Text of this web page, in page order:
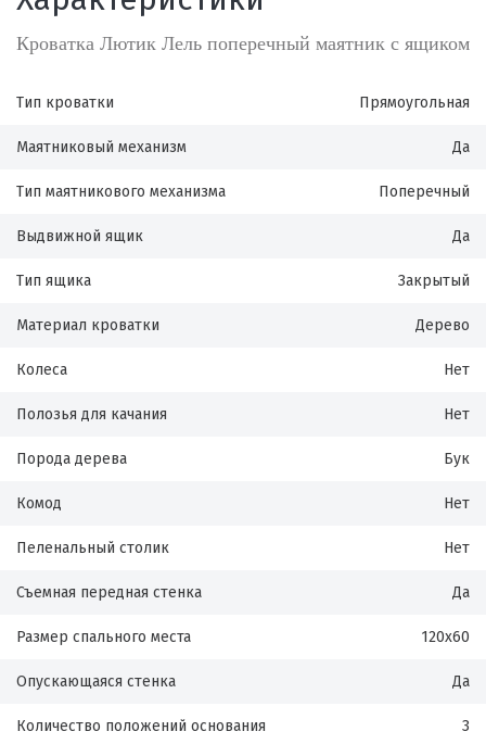
Кроватка Лютик Лель поперечный маятник с ящиком
Тип кроватки Прямоугольная
Маятниковый механизм Да
Тип маятникового механизма Поперечный
Выдвижной ящик Да
Тип ящика Закрытый
Материал кроватки Дерево
Колеса Нет
Полозья для качания Нет
Порода дерева Бук
Комод Нет
Пеленальный столик Нет
Съемная передная стенка Да
Размер спального места 120х60
Опускающаяся стенка Да
Количество положений основания 3